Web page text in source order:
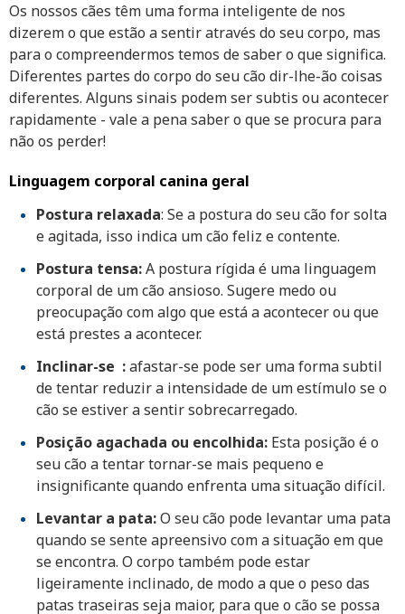
Os nossos cães têm uma forma inteligente de nos
dizerem o que estão a sentir através do seu corpo, mas
para o compreendermos temos de saber o que significa.
Diferentes partes do corpo do seu cão dir-lhe-ão coisas
diferentes. Alguns sinais podem ser subtis ou acontecer
rapidamente - vale a pena saber o que se procura para
não os perder!
Linguagem corporal canina geral
Postura relaxada: Se a postura do seu cão for solta
e agitada, isso indica um cão feliz e contente.
Postura tensa:A postura rígida é uma linguagem
corporal de um cão ansioso. Sugere medo ou
preocupação com algo que está a acontecer ou que
está prestes a acontecer.
Inclinar-se :afastar-se pode ser uma forma subtil
de tentar reduzir a intensidade de um estímulo se o
cão se estiver a sentir sobrecarregado.
Posição agachada ou encolhida: Esta posição é o
seu cão a tentar tornar-se mais pequeno e
insignificante quando enfrenta uma situação difícil.
Levantar a pata:O seu cão pode levantar uma pata
quando se sente apreensivo com a situação em que
se encontra. O corpo também pode estar
ligeiramente inclinado, de modo a que o peso das
patas traseiras seja maior, para que o cão se possa